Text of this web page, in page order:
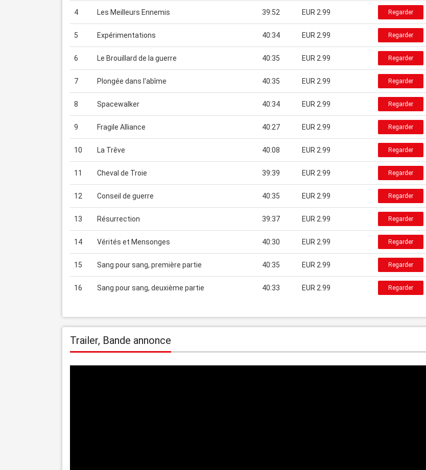
4 Les Meilleurs Ennemis 39:52 EUR 2.99 Regarder
5 Expérimentations 40:34 EUR 2.99 Regarder
6 Le Brouillard de la guerre 40:35 EUR 2.99 Regarder
7 Plongée dans l'abîme 40:35 EUR 2.99 Regarder
8 Spacewalker 40:34 EUR 2.99 Regarder
9 Fragile Alliance 40:27 EUR 2.99 Regarder
10 La Trêve 40:08 EUR 2.99 Regarder
11 Cheval de Troie 39:39 EUR 2.99 Regarder
12 Conseil de guerre 40:35 EUR 2.99 Regarder
13 Résurrection 39:37 EUR 2.99 Regarder
14 Vérités et Mensonges 40:30 EUR 2.99 Regarder
15 Sang pour sang, première partie 40:35 EUR 2.99 Regarder
16 Sang pour sang, deuxième partie 40:33 EUR 2.99 Regarder
Trailer, Bande annonce